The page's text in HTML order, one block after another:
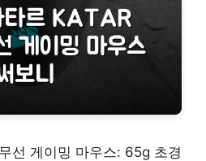
선 게이밍 마우스: 65g 초경